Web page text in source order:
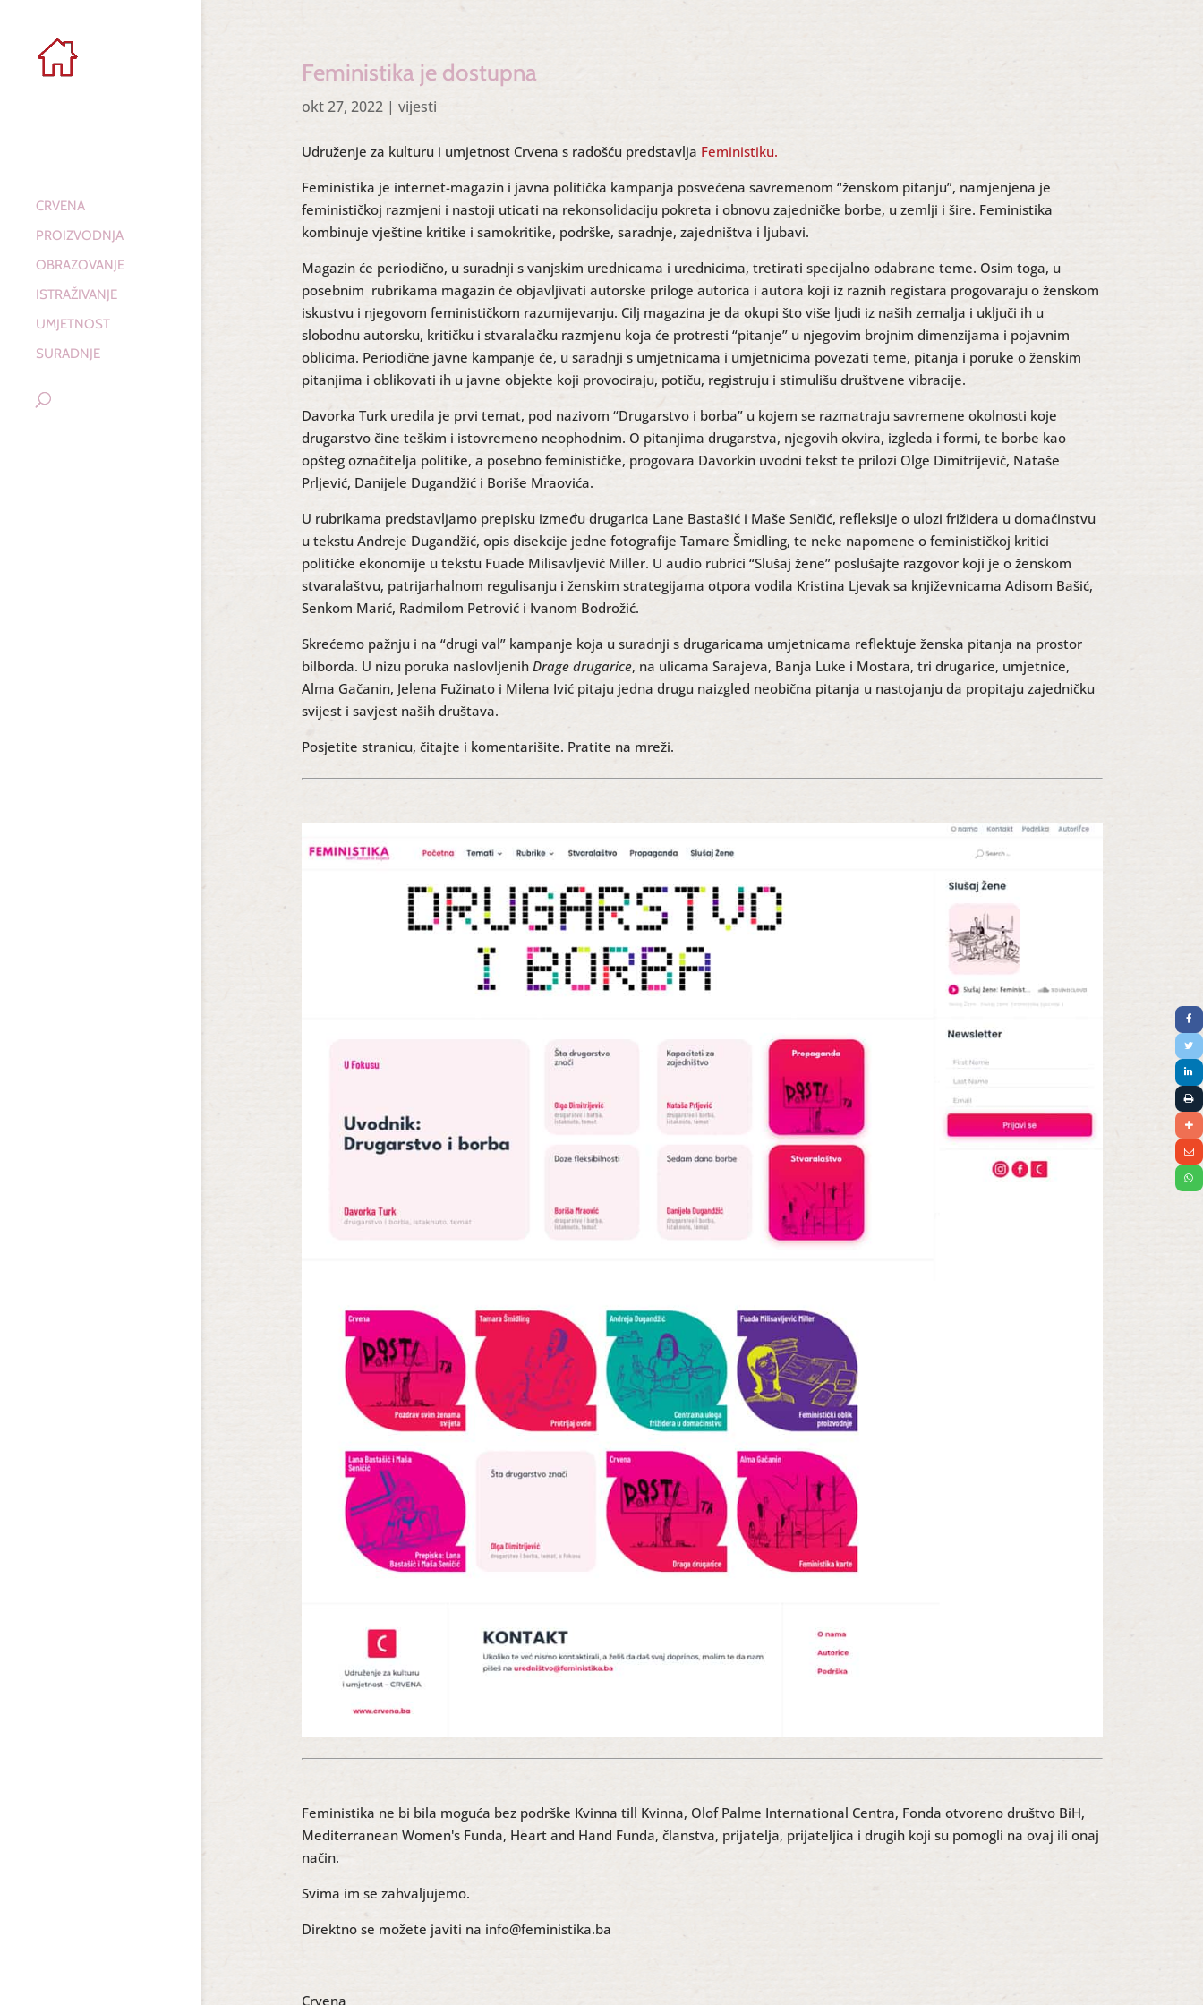
CRVENA
PROIZVODNJA
OBRAZOVANJE
ISTRAŽIVANJE
UMJETNOST
SURADNJE
Feministika je dostupna
okt 27, 2022| vijesti
Udruženje za kulturu i umjetnost Crvena s radošću predstavlja Feministiku.
Feministika je internet-magazin i javna politička kampanja posvećena savremenom “ženskom pitanju”, namjenjena je
feminističkoj razmjeni i nastoji uticati na rekonsolidaciju pokreta i obnovu zajedničke borbe, u zemlji i šire. Feministika
kombinuje vještine kritike i samokritike, podrške, saradnje, zajedništva i ljubavi.
Magazin će periodično, u suradnji s vanjskim urednicama i urednicima, tretirati specijalno odabrane teme. Osim toga, u
posebnim rubrikama magazin će objavljivati autorske priloge autorica i autora koji iz raznih registara progovaraju o ženskom
iskustvu i njegovom feminističkom razumijevanju. Cilj magazina je da okupi što više ljudi iz naših zemalja i uključi ih u
slobodnu autorsku, kritičku i stvaralačku razmjenu koja će protresti “pitanje” u njegovim brojnim dimenzijama i pojavnim
oblicima. Periodične javne kampanje će, u saradnji s umjetnicama i umjetnicima povezati teme, pitanja i poruke o ženskim
pitanjima i oblikovati ih u javne objekte koji provociraju, potiču, registruju i stimulišu društvene vibracije.
Davorka Turk uredila je prvi temat, pod nazivom “Drugarstvo i borba” u kojem se razmatraju savremene okolnosti koje
drugarstvo čine teškim i istovremeno neophodnim. O pitanjima drugarstva, njegovih okvira, izgleda i formi, te borbe kao
opšteg označitelja politike, a posebno feminističke, progovara Davorkin uvodni tekst te prilozi Olge Dimitrijević, Nataše
Prljević, Danijele Dugandžić i Boriše Mraovića.
U rubrikama predstavljamo prepisku između drugarica Lane Bastašić i Maše Seničić, refleksije o ulozi frižidera u domaćinstvu
u tekstu Andreje Dugandžić, opis disekcije jedne fotografije Tamare Šmidling, te neke napomene o feminističkoj kritici
političke ekonomije u tekstu Fuade Milisavljević Miller. U audio rubrici “Slušaj žene” poslušajte razgovor koji je o ženskom
stvaralaštvu, patrijarhalnom regulisanju i ženskim strategijama otpora vodila Kristina Ljevak sa književnicama Adisom Bašić,
Senkom Marić, Radmilom Petrović i Ivanom Bodrožić.
Skrećemo pažnju i na “drugi val” kampanje koja u suradnji s drugaricama umjetnicama reflektuje ženska pitanja na prostor
bilborda. U nizu poruka naslovljenih Drage drugarice, na ulicama Sarajeva, Banja Luke i Mostara, tri drugarice, umjetnice,
Alma Gačanin, Jelena Fužinato i Milena Ivić pitaju jedna drugu naizgled neobična pitanja u nastojanju da propitaju zajedničku
svijest i savjest naših društava.
Posjetite stranicu, čitajte i komentarišite. Pratite na mreži.
Feministika ne bi bila moguća bez podrške Kvinna till Kvinna, Olof Palme International Centra, Fonda otvoreno društvo BiH,
Mediterranean Women's Funda, Heart and Hand Funda, članstva, prijatelja, prijateljica i drugih koji su pomogli na ovaj ili onaj
način.
Svima im se zahvaljujemo.
Direktno se možete javiti na info@feministika.ba
Crvena